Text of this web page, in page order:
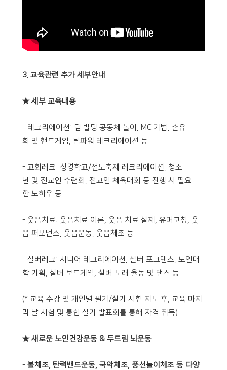
3. 교육관련 추가 세부안내
★ 세부 교육내용
- 레크리에이션: 팀 빌딩 공동체 놀이, MC 기법, 손유
희 및 핸드게임, 팀파워 레크리에이션 등
- 교회레크: 성경학교/전도축제 레크리에이션, 청소
년 및 전교인 수련회, 전교인 체육대회 등 진행 시 필요
한 노하우 등
- 웃음치료: 웃음치료 이론, 웃음 치료 실제, 유머코칭, 웃
음 퍼포먼스, 웃음운동, 웃음체조 등
- 실버레크: 시니어 레크리에이션, 실버 포크댄스, 노인대
학 기획, 실버 보드게임, 실버 노래 율동 및 댄스 등
(* 교육 수강 및 개인별 필기/실기 시험 지도 후, 교육 마지
막 날 시험 및 통합 실기 발표회를 통해 자격 취득)
★ 새로운 노인건강운동 & 두드림 뇌운동
- 볼체조, 탄력밴드운동, 국악체조, 풍선놀이체조 등 다양